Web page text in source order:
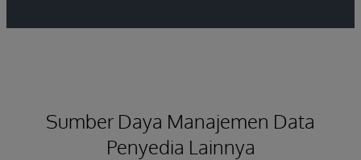
Sumber Daya Manajemen Data
Penyedia Lainnya